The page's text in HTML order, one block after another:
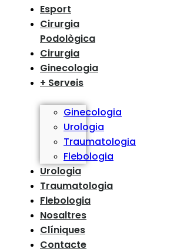
Esport
Cirurgia
Podològica
Cirurgia
Ginecologia
+ Serveis
Ginecologia
Urologia
Traumatologia
Flebologia
Urologia
Traumatologia
Flebologia
Nosaltres
Clíniques
Contacte